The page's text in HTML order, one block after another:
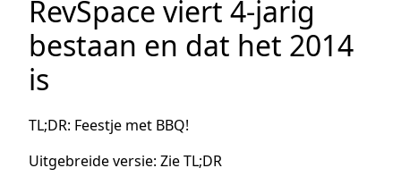
RevSpace viert 4-jarig
bestaan en dat het 2014
is
TL;DR: Feestje met BBQ!
Uitgebreide versie: Zie TL;DR